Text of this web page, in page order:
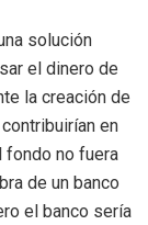
solución
el dinero de
la creación de
en
fondo no fuera
de un banco
el banco sería